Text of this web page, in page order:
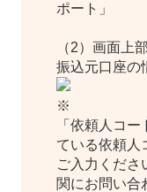
ポート」
（2）画面上
振込元口座の
※
「依頼人コ
ている依頼人
ご入力くださ
関にお問い合